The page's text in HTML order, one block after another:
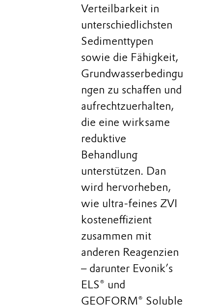
Verteilbarkeit in
unterschiedlichsten
Sedimenttypen
sowie die Fähigkeit,
Grundwasserbedingu
ngen zu schaffen und
aufrechtzuerhalten,
die eine wirksame
reduktive
Behandlung
unterstützen. Dan
wird hervorheben,
wie ultra-feines ZVI
kosteneffizient
zusammen mit
anderen Reagenzien
– darunter Evonik’s
ELS® und
GEOFORM® Soluble